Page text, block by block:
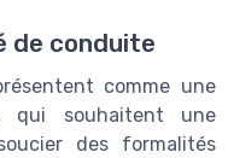
de conduite
comme une
qui souhaitent une
des formalités